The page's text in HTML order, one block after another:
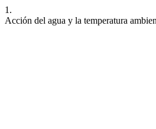
1.
Acción del agua y la temperatura